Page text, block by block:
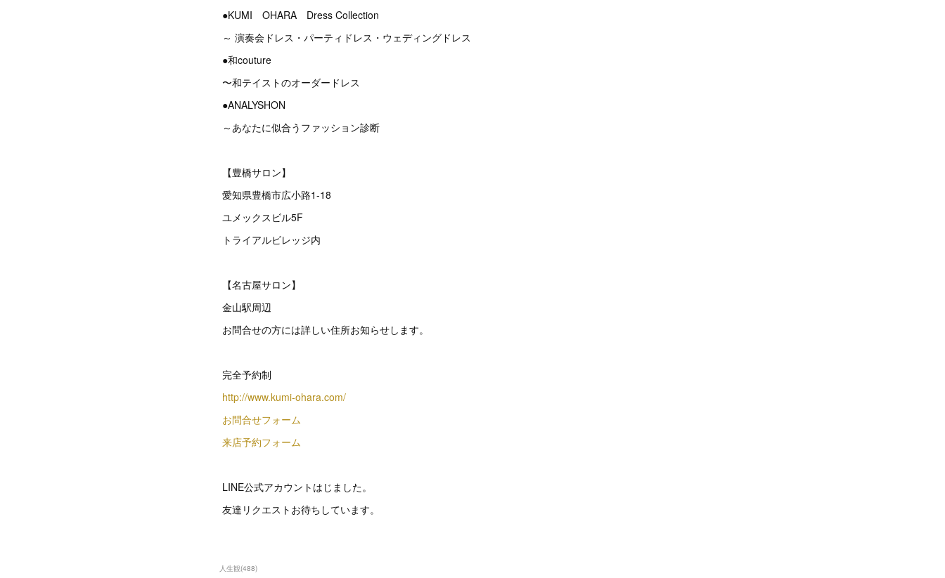
●KUMI OHARA Dress Collection
～ 演奏会ドレス・パーティドレス・ウェディングドレス
●和couture
〜和テイストのオーダードレス
●ANALYSHON
～あなたに似合うファッション診断
【豊橋サロン】
愛知県豊橋市広小路1-18
ユメックスビル5F
トライアルビレッジ内
【名古屋サロン】
金山駅周辺
お問合せの方には詳しい住所お知らせします。
完全予約制
http://www.kumi-ohara.com/
お問合せフォーム
来店予約フォーム
LINE公式アカウントはじました。
友達リクエストお待ちしています。
人生観(488)